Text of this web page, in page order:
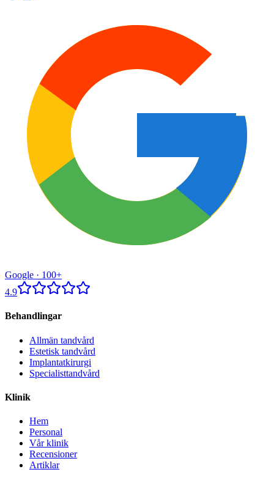
Google · 100+
4.9
Behandlingar
Allmän tandvård
Estetisk tandvård
Implantatkirurgi
Specialisttandvård
Klinik
Hem
Personal
Vår klinik
Recensioner
Artiklar